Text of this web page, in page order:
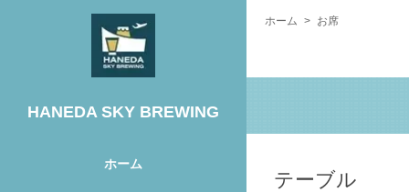
HANEDA SKY BREWING
ホーム
ホーム お席
テーブル